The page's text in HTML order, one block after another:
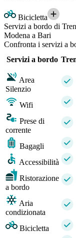
Bicicletta
Servizi a bordo di
Modena a Bari
Confronta i servizi a
Servizi a bordo
Area
Silenzio
Wifi
Prese di
corrente
Bagagli
Accessibilità
Ristorazione
a bordo
Aria
condizionata
Bicicletta